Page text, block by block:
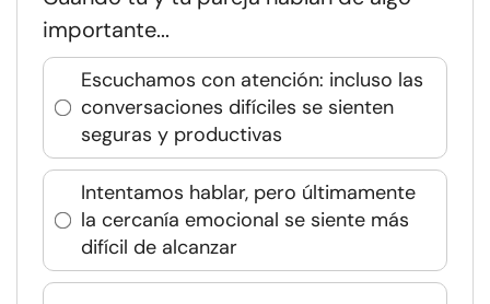
importante...
Escuchamos con atención: incluso las
conversaciones difíciles se sienten
seguras y productivas
Intentamos hablar, pero últimamente
la cercanía emocional se siente más
difícil de alcanzar